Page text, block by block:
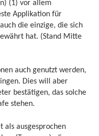
(1) vor allem
Applikation für
die einzige, die sich
hat. (Stand Mitte
auch genutzt werden,
Dies will aber
bestätigen, das solche
stehen.
als ausgesprochen